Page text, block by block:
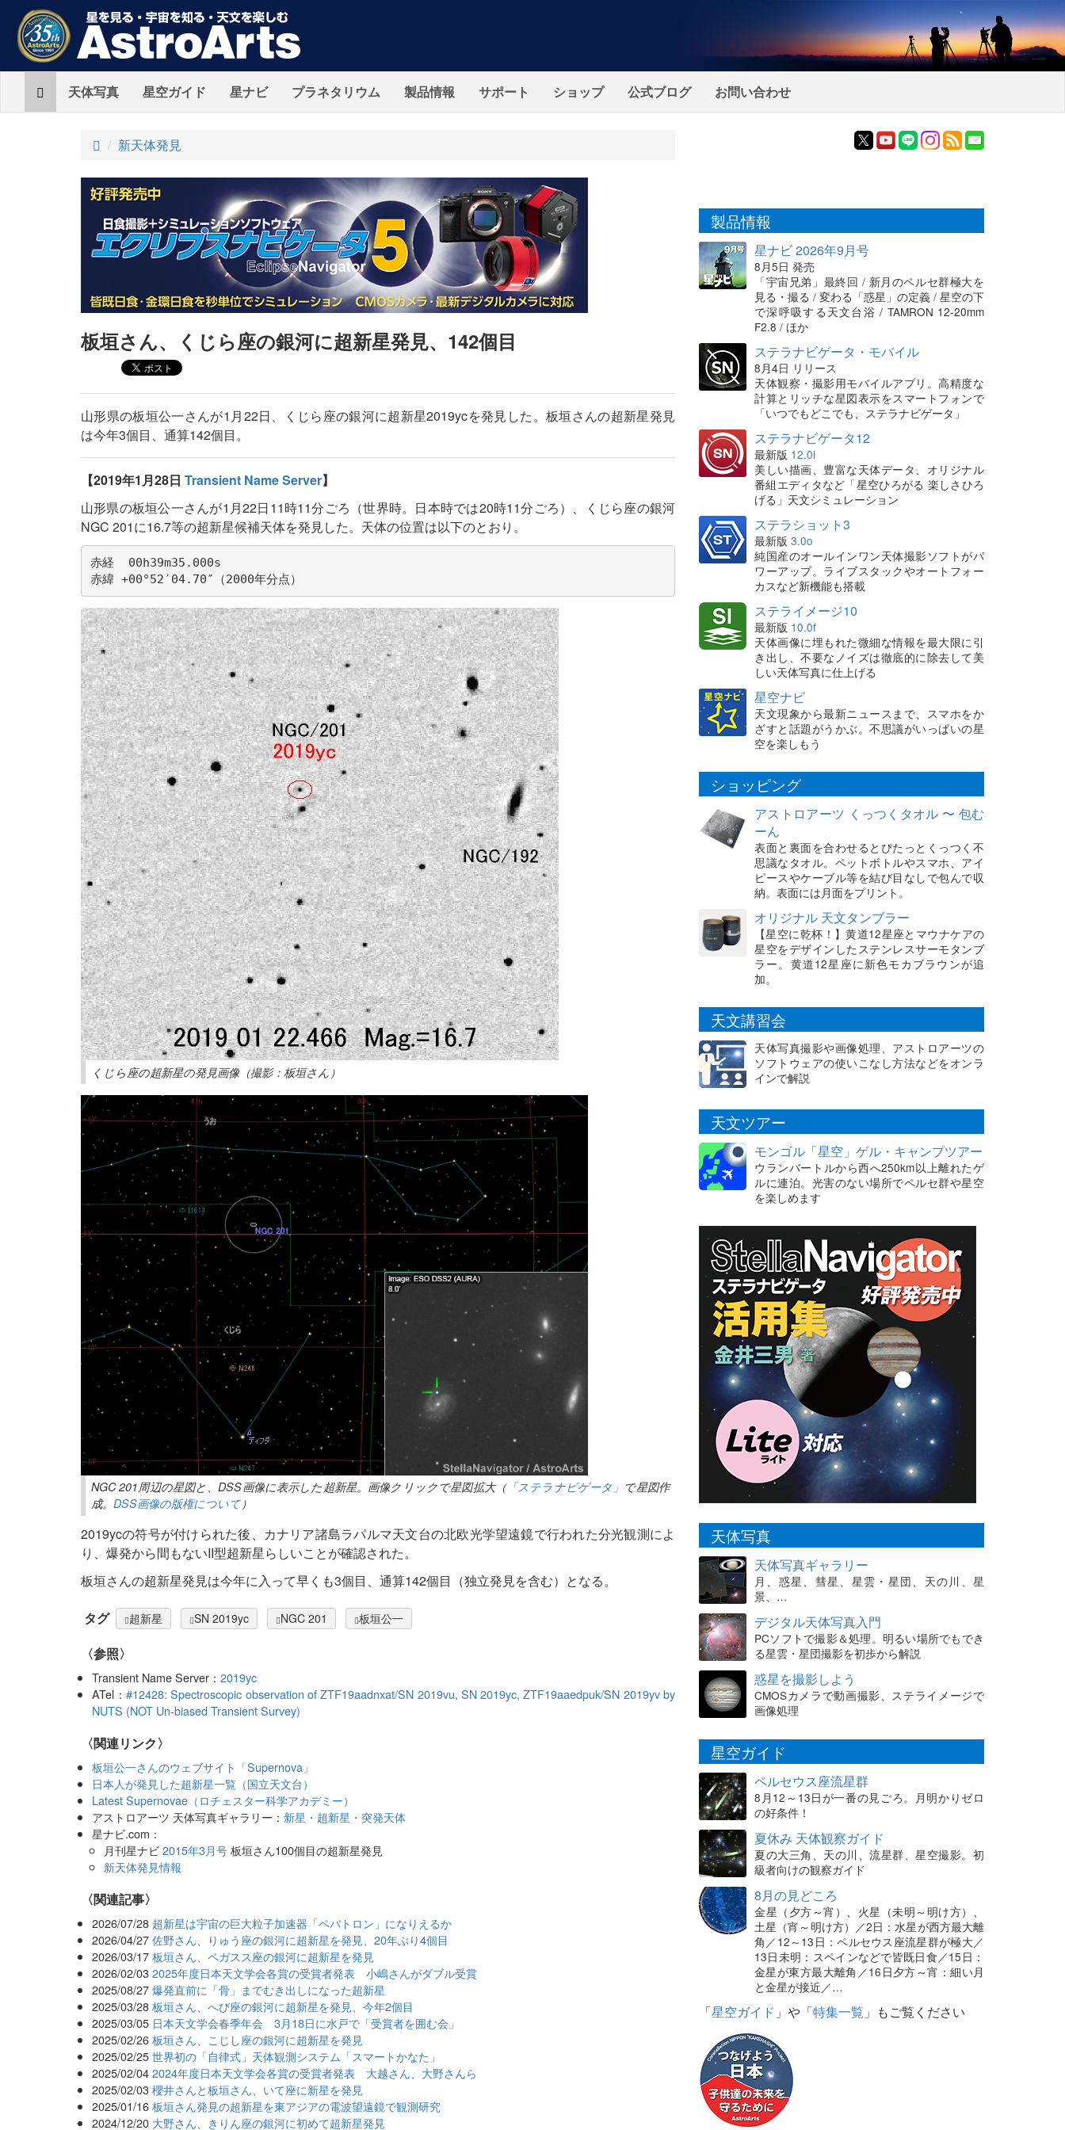
Home天体写真 星空ガイド 星ナビ プラネタリウム 製品情報 サポート ショップ 公式ブログ お問い合わせ
ト
プ
新天体発見
板垣さん、くじら座の銀河に超新星発見、142個目
山形県の板垣公一さんが1月22日、くじら座の銀河に超新星2019ycを発見した。板垣さんの超新星発見
は今年3個目、通算142個目。
【2019年1月28日 Transient Name Server】
山形県の板垣公一さんが1月22日11時11分ごろ（世界時。日本時では20時11分ごろ）、くじら座の銀河
NGC 201に16.7等の超新星候補天体を発見した。天体の位置は以下のとおり。
赤経  00h39m35.000s
赤緯 +00°52′04.70″（2000年分点）
くじら座の超新星の発見画像（撮影：板垣さん）
NGC 201周辺の星図と、DSS画像に表示した超新星。画像クリックで星図拡大（「ステラナビゲータ」 で星図作
成。DSS画像の版権について）
2019ycの符号が付けられた後、カナリア諸島ラパルマ天文台の北欧光学望遠鏡で行われた分光観測によ
り、爆発から間もないII型超新星らしいことが確認された。
板垣さんの超新星発見は今年に入って早くも3個目、通算142個目（独立発見を含む）となる。
タグ 超新星 SN 2019yc NGC 201 板垣公一
〈参照〉
Transient Name Server：2019yc
ATel： #12428: Spectroscopic observation of ZTF19aadnxat/SN 2019vu, SN 2019yc, ZTF19aaedpuk/SN 2019yv by
NUTS (NOT Un-biased Transient Survey)
〈関連リンク〉
板垣公一さんのウェブサイト「Supernova」
日本人が発見した超新星一覧（国立天文台）
Latest Supernovae（ロチェスター科学アカデミー）
アストロアーツ 天体写真ギャラリー： 新星・超新星・突発天体
星ナビ.com：
月刊星ナビ2015年3月号板垣さん100個目の超新星発見
新天体発見情報
関連記事
2026/07/28 超新星は宇宙の巨大粒子加速器「ペバトロン」になりえるか
2026/04/27 佐野さん、りゅう座の銀河に超新星を発見、20年ぶり4個目
2026/03/17 板垣さん、ペガスス座の銀河に超新星を発見
2026/02/03 2025年度日本天文学会各賞の受賞者発表 小嶋さんがダブル受賞
2025/08/27 爆発直前に「骨」までむき出しになった超新星
2025/03/28 板垣さん、へび座の銀河に超新星を発見、今年2個目
2025/03/05 日本天文学会春季年会 3月18日に水戸で「受賞者を囲む会」
2025/02/26 板垣さん、こじし座の銀河に超新星を発見
2025/02/25 世界初の「自律式」天体観測システム「スマートかなた」
2025/02/04 2024年度日本天文学会各賞の受賞者発表 大越さん、大野さんら
2025/02/03 櫻井さんと板垣さん、いて座に新星を発見
2025/01/16 板垣さん発見の超新星を東アジアの電波望遠鏡で観測研究
2024/12/20 大野さん、きりん座の銀河に初めて超新星発見
製品情報
星ナビ 2026年9月号
8月5日 発売
「宇宙兄弟」最終回 / 新月のペルセ群極大を
見る・撮る / 変わる「惑星」の定義 / 星空の下
で深呼吸する天文台浴 / TAMRON 12-20mm
F2.8 / ほか
ステラナビゲータ・モバイル
8月4日 リリース
天体観察・撮影用モバイルアプリ。高精度な
計算とリッチな星図表示をスマートフォンで
「いつでもどこでも、ステラナビゲータ」
ステラナビゲータ12
最新版 12.0i
美しい描画、豊富な天体データ、オリジナル
番組エディタなど「星空ひろがる 楽しさひろ
げる」天文シミュレーション
ステラショット3
最新版 3.0o
純国産のオールインワン天体撮影ソフトがパ
ワーアップ。ライブスタックやオートフォー
カスなど新機能も搭載
ステライメージ10
最新版 10.0f
天体画像に埋もれた微細な情報を最大限に引
き出し、不要なノイズは徹底的に除去して美
しい天体写真に仕上げる
星空ナビ
天文現象から最新ニュースまで、スマホをか
ざすと話題がうかぶ。不思議がいっぱいの星
空を楽しもう
ショッピング
アストロアーツ くっつくタオル 〜 包む
ーん
表面と裏面を合わせるとぴたっとくっつく不
思議なタオル。ペットボトルやスマホ、アイ
ピースやケーブル等を結び目なしで包んで収
納。表面には月面をプリント。
オリジナル 天文タンブラー
【星空に乾杯！】黄道12星座とマウナケアの
星空をデザインしたステンレスサーモタンブ
ラー。黄道12星座に新色モカブラウンが追
加。
天文講習会
天体写真撮影や画像処理、アストロアーツの
ソフトウェアの使いこなし方法などをオンラ
インで解説
天文ツアー
モンゴル「星空」ゲル・キャンプツアー
ウランバートルから西へ250km以上離れたゲ
ルに連泊。光害のない場所でペルセ群や星空
を楽しめます
天体写真
天体写真ギャラリー
月、惑星、彗星、星雲・星団、天の川、星
景、…
デジタル天体写真入門
PCソフトで撮影＆処理。明るい場所でもでき
る星雲・星団撮影を初歩から解説
惑星を撮影しよう
CMOSカメラで動画撮影、ステライメージで
画像処理
星空ガイド
ペルセウス座流星群
8月12～13日が一番の見ごろ。月明かりゼロ
の好条件！
夏休み 天体観察ガイド
夏の大三角、天の川、流星群、星空撮影。初
級者向けの観察ガイド
8月の見どころ
金星（夕方～宵）、火星（未明～明け方）、
土星（宵～明け方）／2日：水星が西方最大離
角／12～13日：ペルセウス座流星群が極大／
13日未明：スペインなどで皆既日食／15日：
金星が東方最大離角／16日夕方～宵：細い月
と金星が接近／…
「星空ガイド 」や「特集一覧 」もご覧ください